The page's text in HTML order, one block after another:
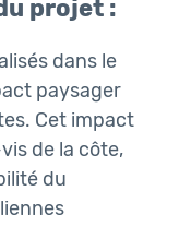
projet :
dans le
paysager
Cet impact
de la côte,
du